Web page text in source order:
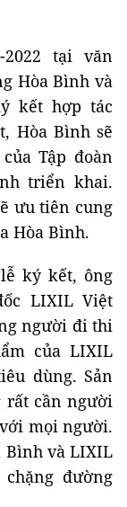
tại văn
Hòa Bình và
kết hợp tác
Hòa Bình sẽ
Tập đoàn
triển khai.
ưu tiên cung
Hòa Bình.
ký kết, ông
LIXIL Việt
người đi thi
của LIXIL
dùng. Sản
rất cần người
mọi người.
Bình và LIXIL
đường